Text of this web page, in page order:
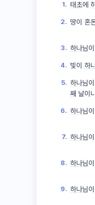
1. 태초에
2. 땅이 혼
3. 하나님이
4. 빛이 하
5. 하나님
째 날이
6. 하나님이
7. 하나님이
8. 하나님이
9. 하나님이